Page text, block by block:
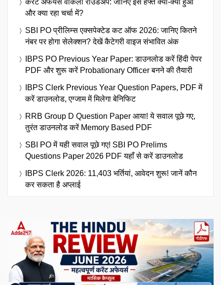
करेंट अफेयर्स वीकली राउंडअप: जानिए इस हफ्ते क्या-क्या हुआ
और क्या रहा चर्चा में?
SBI PO प्रीलिम्स एक्सपेक्टेड कट ऑफ 2026: जानिए कितने
नंबर पर होगा सेलेक्शन? देखें कैटेगरी वाइज संभावित अंक
IBPS PO Previous Year Paper: डाउनलोड करें हिंदी पेपर
PDF और शुरू करें Probationary Officer बनने की तैयारी
IBPS Clerk Previous Year Question Papers, PDF में
करें डाउनलोड, एग्जाम में मिलेगा बेनिफिट
RRB Group D Question Paper आया! ये सवाल पूछे गए,
तुरंत डाउनलोड करें Memory Based PDF
SBI PO में यही सवाल पूछे गए! SBI PO Prelims
Questions Paper 2026 PDF यहाँ से करें डाउनलोड
IBPS Clerk 2026: 11,403 भर्तियां, आवेदन शुरू! जानें कौन
कर सकता है अप्लाई